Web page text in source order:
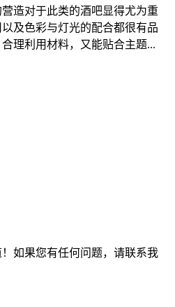
造对于此类的酒吧显得尤为重
及色彩与灯光的配合都很有品
理利用材料，又能贴合主题...
如果您有任何问题，请联系我